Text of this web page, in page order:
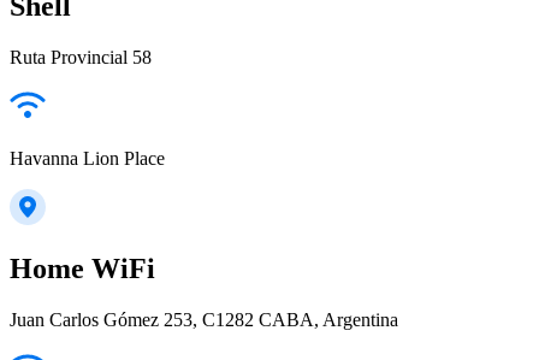
Ruta Provincial 58
Havanna Lion Place
Home WiFi
Juan Carlos Gómez 253, C1282 CABA, Argentina